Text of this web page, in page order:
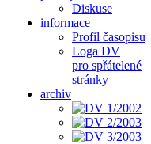
Diskuse
informace
Profil časopisu
Loga DV
pro spřátelené
stránky
archiv